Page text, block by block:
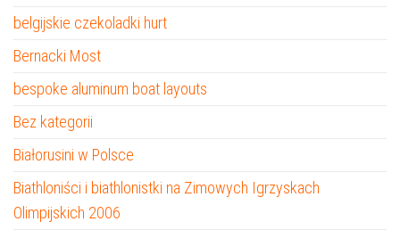
belgijskie czekoladki hurt
Bernacki Most
bespoke aluminum boat layouts
Bez kategorii
Białorusini w Polsce
Biathloniści i biathlonistki na Zimowych Igrzyskach
Olimpijskich 2006